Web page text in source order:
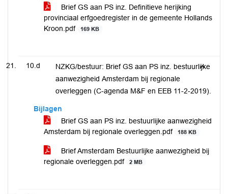
Brief GS aan PS inz. Definitieve herijking
provinciaal erfgoedregister in de gemeente Hollands
Kroon.pdf
169 KB
10.d
NZKG/bestuur: Brief GS aan PS inz. bestuurlijke
aanwezigheid Amsterdam bij regionale
overleggen (C-agenda M&F en EEB 11-2-2019).
Bijlagen
Brief GS aan PS inz. bestuurlijke aanwezigheid
Amsterdam bij regionale overleggen.pdf
188 KB
Brief Amsterdam Bestuurlijke aanwezigheid bij
regionale overleggen.pdf
2 MB